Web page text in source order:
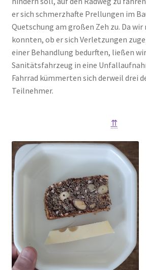
er sich schmerzhafte Prellungen im
Quetschung am großen Zeh zu. Da
konnten, ob er sich Verletzungen
einer Behandlung bedurften, ließen
Sanitätsfahrzeug in eine
Fahrrad kümmerten sich derweil drei
Teilnehmer.
⇈